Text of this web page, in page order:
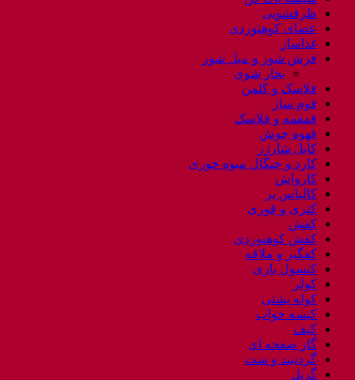
ظرفشویی
عصای کوهنوردی
غذاساز
فرش شور و مبل شور
بخار شوی
فلاسک و کلمن
فوم ساز
قمقمه و فلاسک
قهوه جوش
کابل شارژر
کارد و چنگال میوه خوری
کارواش
کالباس بر
کتری و قوری
کفش
کفش کوهنوردی
کفگیر و ملاقه
کنسول بازی
کولر
کوله پشتی
کیسه خواب
کیف
گاز صفحه ای
گردنبند و ست
گریل